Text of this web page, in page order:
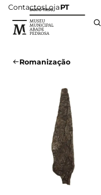
ContactosLojaPT
Romanização